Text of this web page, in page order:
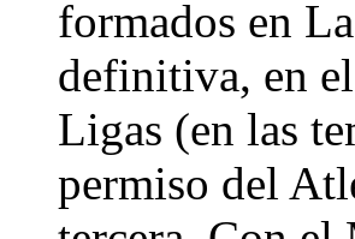
formados en
definitiva, en
Ligas (en las
permiso del